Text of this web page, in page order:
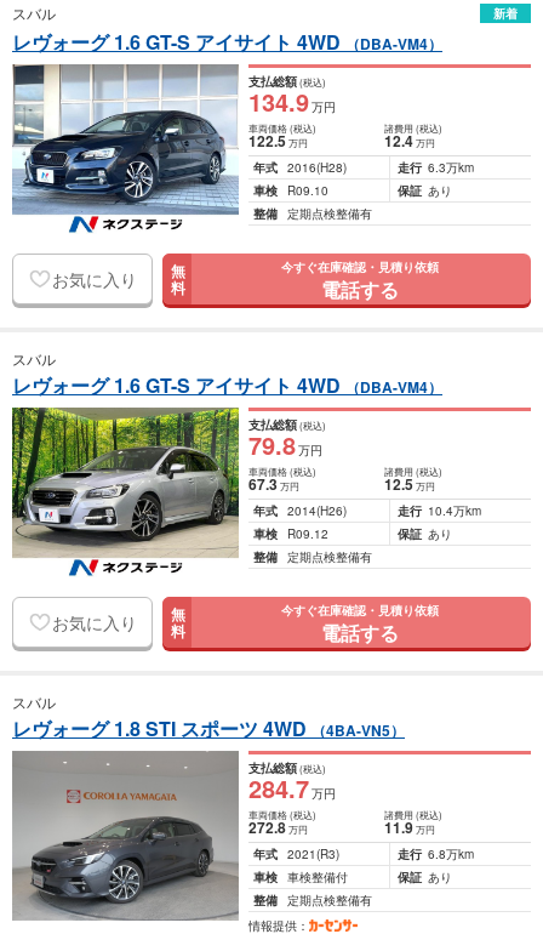
スバル 新着
レヴォーグ 1.6 GT-S アイサイト 4WD （DBA-VM4）
支払総額(税込)
134.9万円
車両価格(税込)
122.5万円
諸費用 (税込)
12.4 万円
年式 2016(H28) 走行 6.3万km
車検
R09.10 保証 あり
整備 定期点検整備有
お気に入り 無
料
今すぐ在庫確認・見積り依頼
電話する
スバル
レヴォーグ 1.6 GT-S アイサイト 4WD （DBA-VM4）
支払総額(税込)
79.8万円
車両価格(税込)
67.3万円
諸費用 (税込)
12.5 万円
年式 2014(H26) 走行 10.4万km
車検
R09.12 保証 あり
整備 定期点検整備有
お気に入り 無
料
今すぐ在庫確認・見積り依頼
電話する
スバル
レヴォーグ 1.8 STI スポーツ 4WD （4BA-VN5）
支払総額(税込)
284.7万円
車両価格(税込)
272.8万円
諸費用 (税込)
11.9 万円
年式 2021(R3) 走行 6.8万km
車検 車検整備付 保証 あり
整備 定期点検整備有
情報提供：